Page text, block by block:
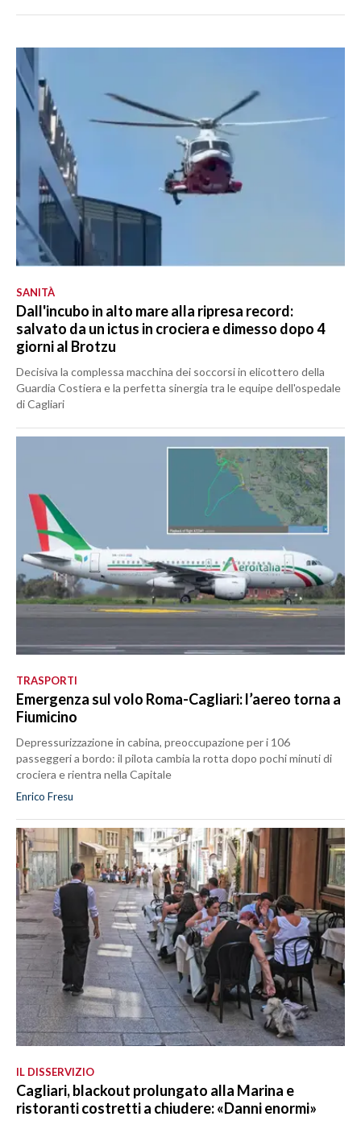
SANITÀ
Dall'incubo in alto mare alla ripresa record:
salvato da un ictus in crociera e dimesso dopo 4
giorni al Brotzu
Decisiva la complessa macchina dei soccorsi in elicottero della
Guardia Costiera e la perfetta sinergia tra le equipe dell'ospedale
di Cagliari
TRASPORTI
Emergenza sul volo Roma-Cagliari: l’aereo torna a
Fiumicino
Depressurizzazione in cabina, preoccupazione per i 106
passeggeri a bordo: il pilota cambia la rotta dopo pochi minuti di
crociera e rientra nella Capitale
Enrico Fresu
IL DISSERVIZIO
Cagliari, blackout prolungato alla Marina e
ristoranti costretti a chiudere: «Danni enormi»